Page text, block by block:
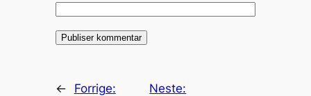
←
Forrige:
Neste: